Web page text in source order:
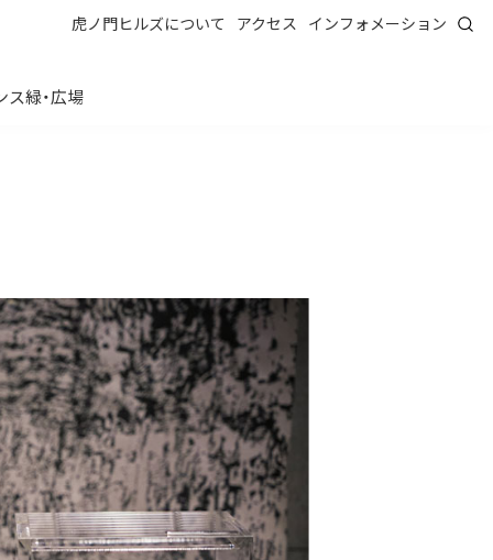
虎ノ門ヒルズについて アクセス インフォメーション
ス緑・広場